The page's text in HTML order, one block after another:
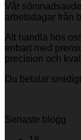
Vår
arbetsdagar från
Att handla hos
enbart med
precision och
Du betalar
Senaste blogg